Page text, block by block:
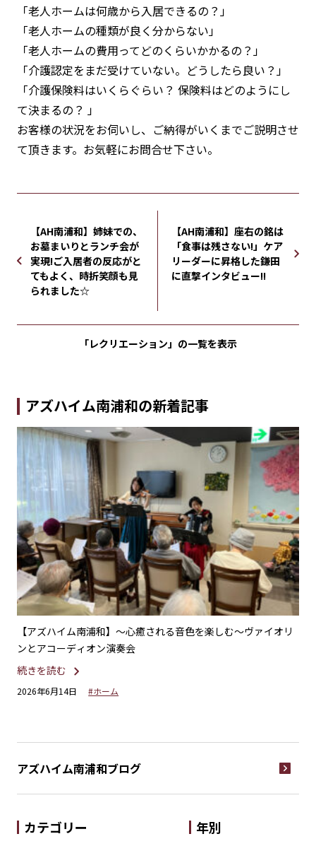
「老人ホームは何歳から入居できるの？」
「老人ホームの種類が良く分からない」
「老人ホームの費用ってどのくらいかかるの？」
「介護認定をまだ受けていない。どうしたら良い？」
「介護保険料はいくらぐらい？ 保険料はどのようにし
て決まるの？ 」
お客様の状況をお伺いし、ご納得がいくまでご説明させ
て頂きます。お気軽にお問合せ下さい。
【AH南浦和】姉妹での、
お墓まいりとランチ会が
実現!ご入居者の反応がと
てもよく、時折笑顔も見
られました☆
【AH南浦和】座右の銘は
「食事は残さない!」ケア
リーダーに昇格した鎌田
に直撃インタビュー!!
「レクリエーション」の一覧を表示
アズハイム南浦和の新着記事
【アズハイム南浦和】〜心癒される音色を楽しむ〜ヴァイオリ
ンとアコーディオン演奏会
続きを読む
2026年6月14日 #ホーム
アズハイム南浦和ブログ
カテゴリー 年別